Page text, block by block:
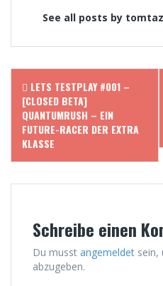
See all posts by
Post
navigation
LETS TESTPLAY #001 –
[CLOSED BETA]
QUANTUMRUSH – EIN
FUTURE-RACER DER EXTRA
KLASSE
Schreibe einen
Du musst angemeldet sein,
abzugeben.